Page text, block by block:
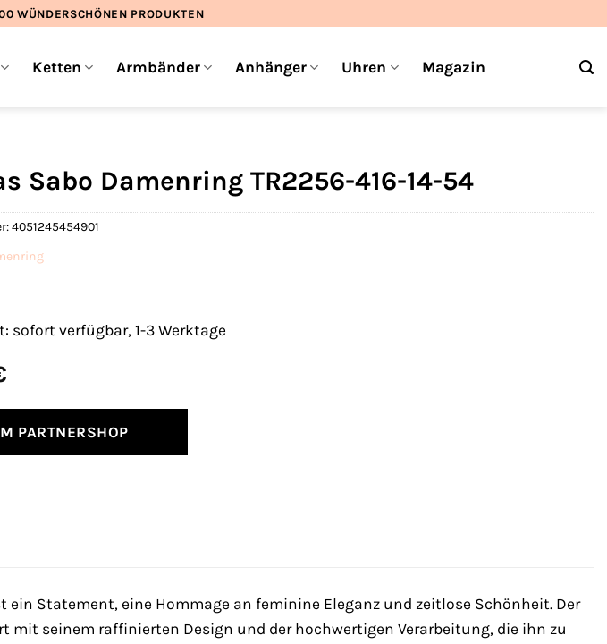
WÜNDERSCHÖNEN PRODUKTEN
Ketten Armbänder Anhänger Uhren Magazin
Sabo Damenring TR2256-416-14-54
sofort verfügbar, 1-3 Werktage
PARTNERSHOP
4051245454901
Statement, eine Hommage an feminine Eleganz und zeitlose Schönheit. Der
mit seinem raffinierten Design und der hochwertigen Verarbeitung, die ihn zu